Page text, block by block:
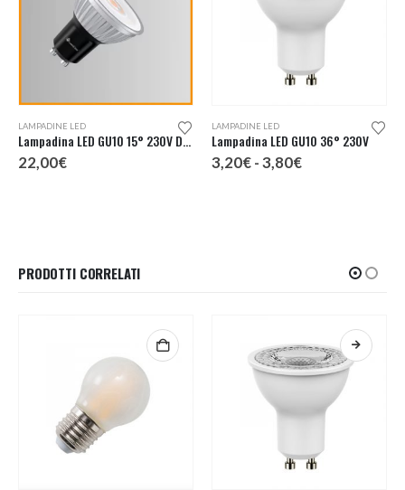
LAMPADINE LED
Lampadina LED GU10 15° 230V Dimmerabile
22,00€
LAMPADINE LED
Lampadina LED GU10 36° 230V
3,20€ - 3,80€Fascia
PRODOTTI CORRELATI